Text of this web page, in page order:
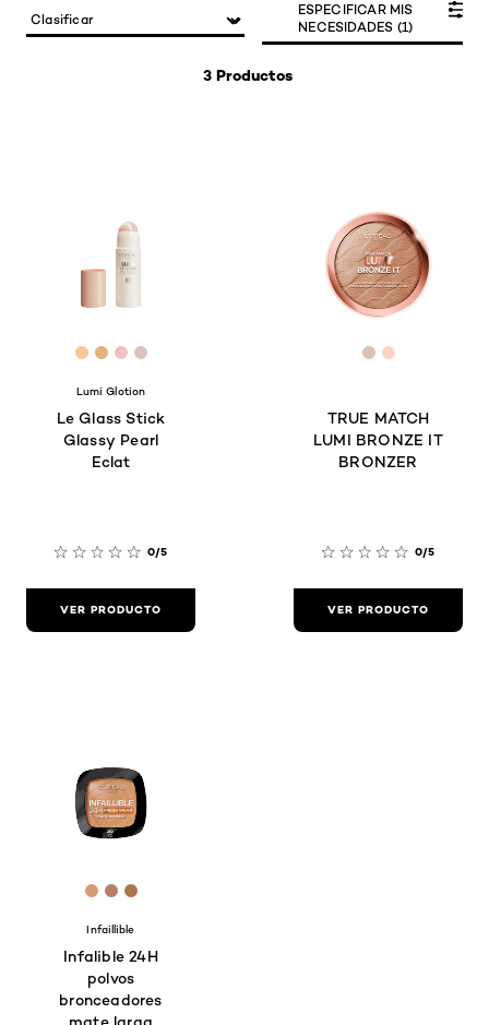
3 Productos
ESPECIFICAR MIS
NECESIDADES (1)
[Color]: #F5C99A
[Color]: #E5B27B
[Color]: #EFC2BF
[Color]: #DAC3BF
Lumi Glotion
Le Glass Stick
Glassy Pearl
Eclat
0/5
VER PRODUCTO
[Color]:
[Color]:
TRUE MATCH
LUMI BRONZE IT
BRONZER
0/5
VER PRODUCTO
[Color]: #D69A77
[Color]: #B68065
[Color]: #AC7550
Infaillible
Infalible 24H
polvos
bronceadores